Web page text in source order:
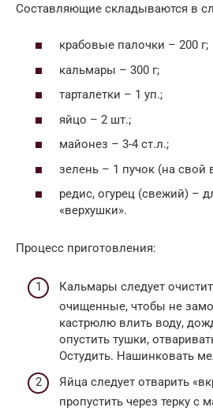
Составляющие складываются в
крабовые палочки – 200 г;
кальмары – 300 г;
тарталетки – 1 уп.;
яйцо – 2 шт.;
майонез – 3-4 ст.л.;
зелень – 1 пучок (на свой
редис, огурец (свежий) –
«верхушки».
Процесс приготовления:
Кальмары следует
очищенные, чтобы не
кастрюлю влить воду,
опустить тушки,
Остудить. Нашинковать
Яйца следует отварить
пропустить через терку с